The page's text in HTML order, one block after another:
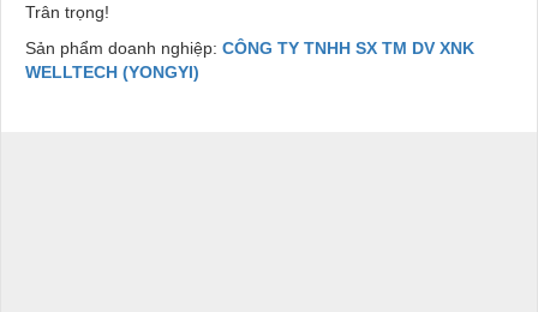
Trân trọng!
Sản phẩm doanh nghiệp: CÔNG TY TNHH SX TM DV XNK
WELLTECH (YONGYI)